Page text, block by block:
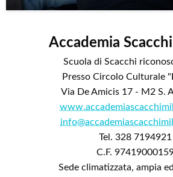
Accademia
Scuola di Scacchi
Presso Circolo Culturale
Via De Amicis 17 - M2 S.
Tel. 328 7194921
C.F.
Sede climatizzata, ampia